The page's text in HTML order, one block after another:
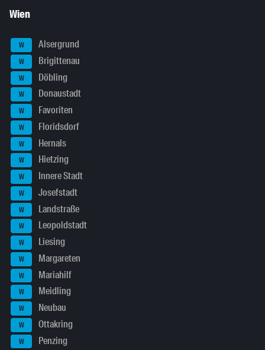
Wien
W Alsergrund
W Brigittenau
W Döbling
W Donaustadt
W Favoriten
W Floridsdorf
W Hernals
W Hietzing
W Innere Stadt
W Josefstadt
W Landstraße
W Leopoldstadt
W Liesing
W Margareten
W Mariahilf
W Meidling
W Neubau
W Ottakring
W Penzing